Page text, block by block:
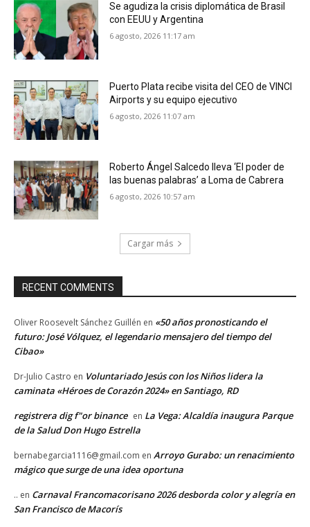
Se agudiza la crisis diplomática de Brasil
con EEUU y Argentina
6 agosto, 2026 11:17 am
Puerto Plata recibe visita del CEO de VINCI
Airports y su equipo ejecutivo
6 agosto, 2026 11:07 am
Roberto Ángel Salcedo lleva ‘El poder de
las buenas palabras’ a Loma de Cabrera
6 agosto, 2026 10:57 am
Cargar más
RECENT COMMENTS
Oliver Roosevelt Sánchez Guillén en «50 años pronosticando el
futuro: José Vólquez, el legendario mensajero del tiempo del
Cibao»
Dr-Julio Castro en Voluntariado Jesús con los Niños lidera la
caminata «Héroes de Corazón 2024» en Santiago, RD
registrera dig f"or binance en La Vega: Alcaldía inaugura Parque
de la Salud Don Hugo Estrella
bernabegarcia1116@gmail.com en Arroyo Gurabo: un renacimiento
mágico que surge de una idea oportuna
.. en Carnaval Francomacorisano 2026 desborda color y alegría en
San Francisco de Macorís